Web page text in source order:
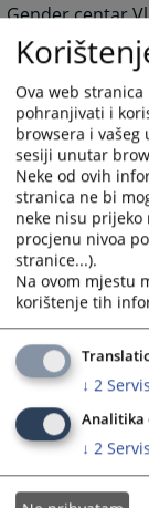
Gender centar
https://
Ustavni sud
https://
Ministarstvo
https://
Ministarstvo za
https://
Poreska uprava
https://
Republička
MEĐUNARODNE
Kancelarija
https://
OSCE misija u
Delegacija
Komisija za
Ova web
pohranjivati i
browsera i vašeg
sesiji unutar
Neke od ovih
stranica ne bi
neke nisu prijeko
procjenu nivoa
stranice...).
Na ovom mjestu
korištenje tih
↓ 2
Analitika
↓ 2